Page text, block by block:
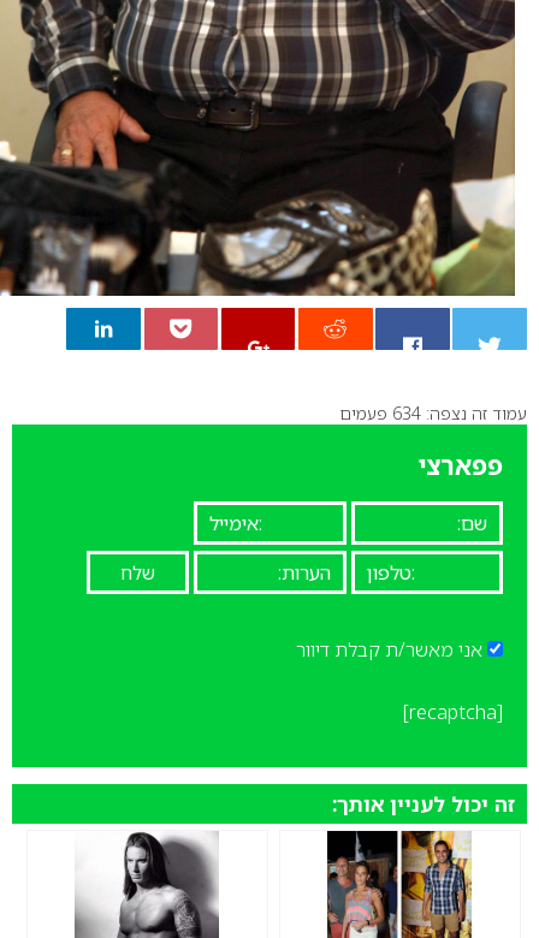
0
עמוד זה נצפה: 634 פעמים
פפארצי
אני מאשר/ת קבלת דיוור
זה יכול לעניין אותך: